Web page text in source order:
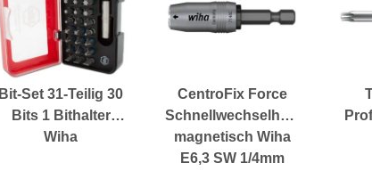
Bit-Set 31-Teilig 30
Bits 1 Bithalter
Wiha
CentroFix Force
Schnellwechselhalter
magnetisch Wiha
E6,3 SW 1/4mm